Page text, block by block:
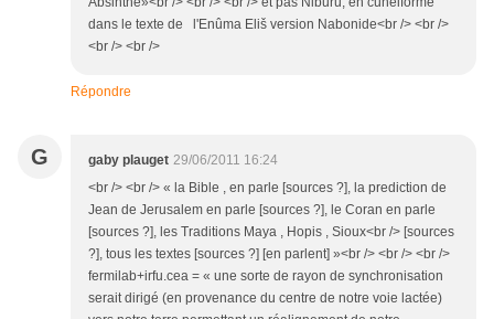
dans le texte de l'Enûma Eliš version Nabonide<br /> <br />
<br /> <br />
Répondre
G gaby plauget 29/06/2011 16:24
<br /> <br /> « la Bible , en parle [sources ?], la prediction de
Jean de Jerusalem en parle [sources ?], le Coran en parle
[sources ?], les Traditions Maya , Hopis , Sioux<br /> [sources
?], tous les textes [sources ?] [en parlent] »<br /> <br /> <br />
fermilab+irfu.cea = « une sorte de rayon de synchronisation
serait dirigé (en provenance du centre de notre voie lactée)